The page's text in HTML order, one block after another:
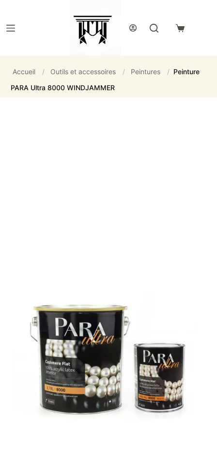
Panier
Accueil / Outils et accessoires / Peintures / Peinture
PARA Ultra 8000 WINDJAMMER